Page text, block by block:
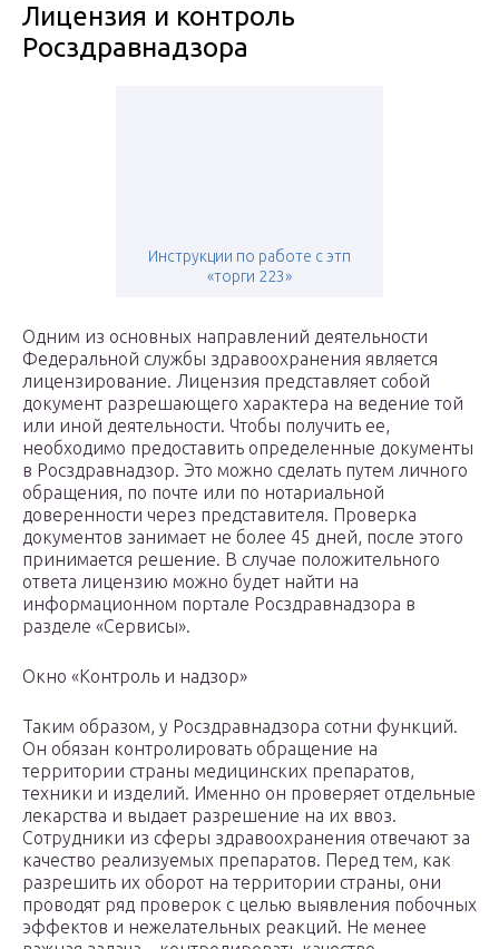
Лицензия и контроль
Росздравнадзора
Инструкции по работе с этп
«торги 223»
Одним из основных направлений деятельности
Федеральной службы здравоохранения является
лицензирование. Лицензия представляет собой
документ разрешающего характера на ведение той
или иной деятельности. Чтобы получить ее,
необходимо предоставить определенные документы
в Росздравнадзор. Это можно сделать путем личного
обращения, по почте или по нотариальной
доверенности через представителя. Проверка
документов занимает не более 45 дней, после этого
принимается решение. В случае положительного
ответа лицензию можно будет найти на
информационном портале Росздравнадзора в
разделе «Сервисы».
Окно «Контроль и надзор»
Таким образом, у Росздравнадзора сотни функций.
Он обязан контролировать обращение на
территории страны медицинских препаратов,
техники и изделий. Именно он проверяет отдельные
лекарства и выдает разрешение на их ввоз.
Сотрудники из сферы здравоохранения отвечают за
качество реализуемых препаратов. Перед тем, как
разрешить их оборот на территории страны, они
проводят ряд проверок с целью выявления побочных
эффектов и нежелательных реакций. Не менее